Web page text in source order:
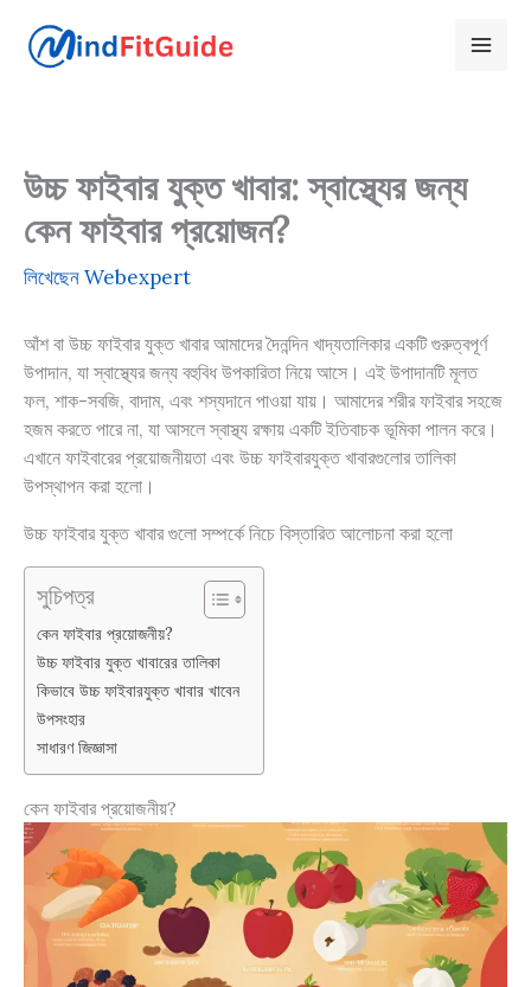
content
উচ্চ ফাইবার যুক্ত খাবার: স্বাস্থ্যের জন্য
কেন ফাইবার প্রয়োজন?
লিখেছেনWebexpert
আঁশ বা উচ্চ ফাইবার যুক্ত খাবার আমাদের দৈনন্দিন খাদ্যতালিকার একটি গুরুত্বপূর্ণ
উপাদান, যা স্বাস্থ্যের জন্য বহুবিধ উপকারিতা নিয়ে আসে। এই উপাদানটি মূলত
ফল, শাক-সবজি, বাদাম, এবং শস্যদানে পাওয়া যায়। আমাদের শরীর ফাইবার সহজে
হজম করতে পারে না, যা আসলে স্বাস্থ্য রক্ষায় একটি ইতিবাচক ভূমিকা পালন করে।
এখানে ফাইবারের প্রয়োজনীয়তা এবং উচ্চ ফাইবারযুক্ত খাবারগুলোর তালিকা
উপস্থাপন করা হলো।
উচ্চ ফাইবার যুক্ত খাবার গুলো সম্পর্কে নিচে বিস্তারিত আলোচনা করা হলো
সুচিপত্র
কেন ফাইবার প্রয়োজনীয়?
উচ্চ ফাইবার যুক্ত খাবারের তালিকা
কিভাবে উচ্চ ফাইবারযুক্ত খাবার খাবেন
উপসংহার
সাধারণ জিজ্ঞাসা
কেন ফাইবার প্রয়োজনীয়?